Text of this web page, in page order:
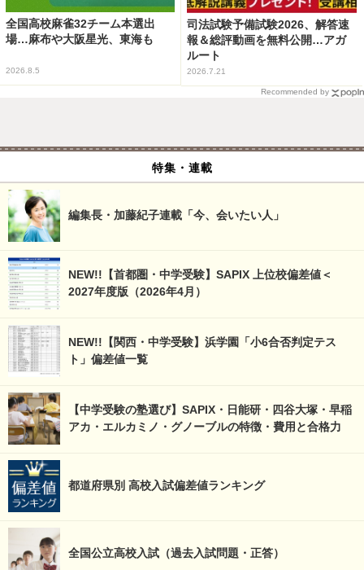
全国高校麻雀32チーム本選出
場…麻布や大阪星光、東海も
2026.8.5
司法試験予備試験2026、解答速
報＆総評動画を無料公開…アガ
ルート
2026.7.21
Recommended by
特集・連載
編集長・加藤紀子連載「今、会いたい人」
NEW!!【首都圏・中学受験】SAPIX 上位校偏差値＜
2027年度版（2026年4月）
NEW!!【関西・中学受験】浜学園「小6合否判定テス
ト」偏差値一覧
【中学受験の塾選び】SAPIX・日能研・四谷大塚・早稲
アカ・エルカミノ・グノーブルの特徴・費用と合格力
都道府県別 高校入試偏差値ランキング
全国公立高校入試（過去入試問題・正答）